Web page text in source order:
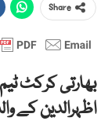
Share
بھارتی کرکٹ
اظہرالدین کے